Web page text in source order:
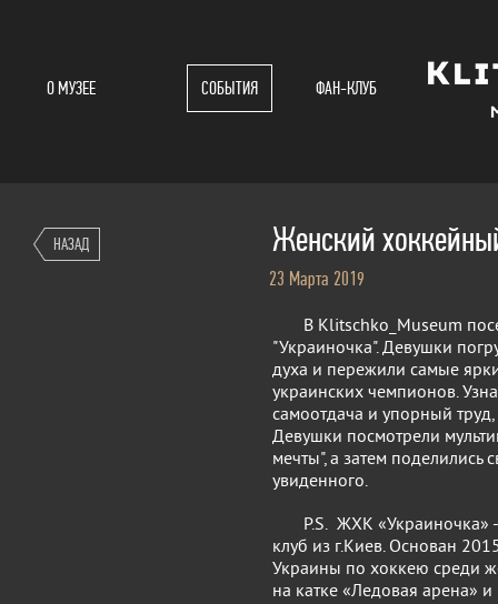
О МУЗЕЕ СОБЫТИЯ ФАН-КЛУБ
НАЗАД Женский
23 Марта 2019
В Klitschko_Museum
"Украиночка". Девушки
духа и пережили самые
украинских чемпионов.
самоотдача и упорный
Девушки посмотрели
мечты", а затем поделились
увиденного.
P.S. ЖХК «Украиночка» -
клуб из г.Киев. Основан
Украины по хоккею среди
на катке «Ледовая арена»